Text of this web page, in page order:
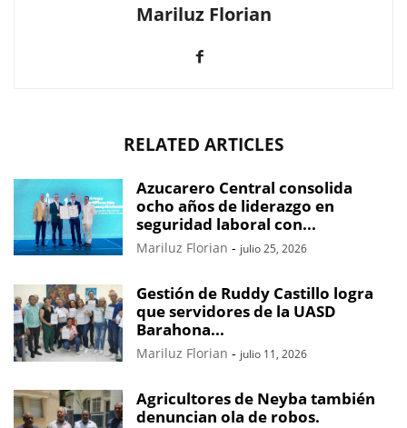
Mariluz Florian
RELATED ARTICLES
Azucarero Central consolida
ocho años de liderazgo en
seguridad laboral con...
Mariluz Florian - julio 25, 2026
Gestión de Ruddy Castillo logra
que servidores de la UASD
Barahona...
Mariluz Florian - julio 11, 2026
Agricultores de Neyba también
denuncian ola de robos.